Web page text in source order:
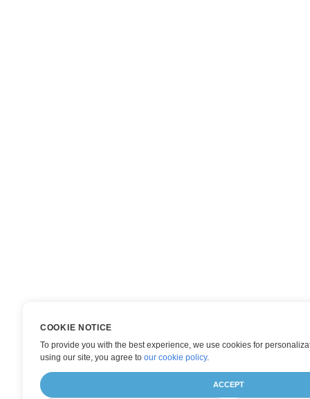
COOKIE NOTICE
To provide you with the best experience, we use cookies for
using our site, you agree to our cookie policy.
ACCEPT